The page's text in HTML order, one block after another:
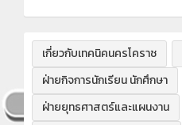
เกี่ยวกับเทคนิคนครโคราช
ฝ่ายกิจการนักเรียน นักศึกษา
ฝ่ายยุทธศาสตร์และแผนงาน